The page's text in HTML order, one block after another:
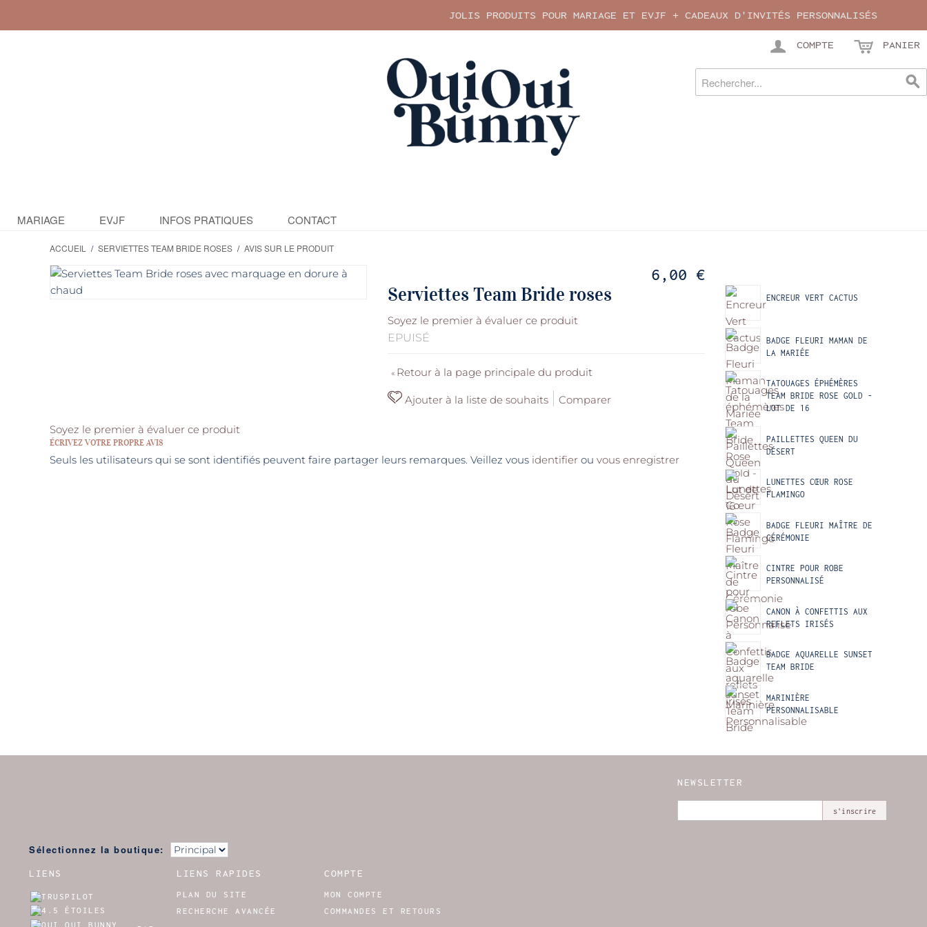
JOLIS PRODUITS POUR MARIAGE ET EVJF + CADEAUX D'INVITÉS PERSONNALISÉS
COMPTE PANIER
MARIAGE EVJF INFOS PRATIQUES CONTACT
ACCUEIL / SERVIETTES TEAM BRIDE ROSES / AVIS SUR LE PRODUIT
Serviettes Team Bride roses
6,00 €
Soyez le premier à évaluer ce produit
EPUISÉ
« Retour à la page principale du produit
Ajouter à la liste de souhaits Comparer
Soyez le premier à évaluer ce produit
ÉCRIVEZ VOTRE PROPRE AVIS
Seuls les utilisateurs qui se sont identifiés peuvent faire partager leurs remarques. Veillez vous identifier ou vous enregistrer
ENCREUR VERT CACTUS
BADGE FLEURI MAMAN DE
LA MARIÉE
TATOUAGES ÉPHÉMÈRES
TEAM BRIDE ROSE GOLD -
LOT DE 16
PAILLETTES QUEEN DU
DÉSERT
LUNETTES CŒUR ROSE
FLAMINGO
BADGE FLEURI MAÎTRE DE
CÉRÉMONIE
CINTRE POUR ROBE
PERSONNALISÉ
CANON À CONFETTIS AUX
REFLETS IRISÉS
BADGE AQUARELLE SUNSET
TEAM BRIDE
MARINIÈRE
PERSONNALISABLE
NEWSLETTER
s'inscrire
Sélectionnez la boutique:
LIENS LIENS RAPIDES
PLAN DU SITE
RECHERCHE AVANCÉE
COMPTE
MON COMPTE
COMMANDES ET RETOURS